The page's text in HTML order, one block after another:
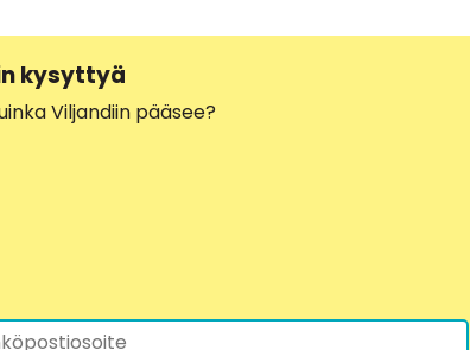
kysyttyä
Viljandiin pääsee?